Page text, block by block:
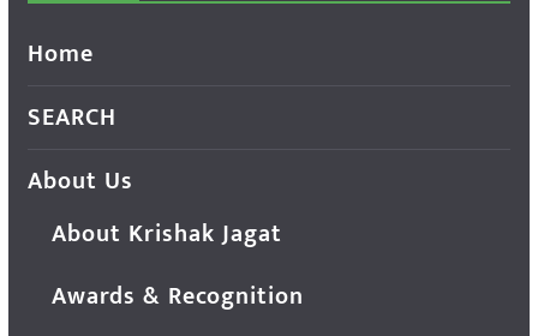
Home
SEARCH
About Us
About Krishak Jagat
Awards & Recognition